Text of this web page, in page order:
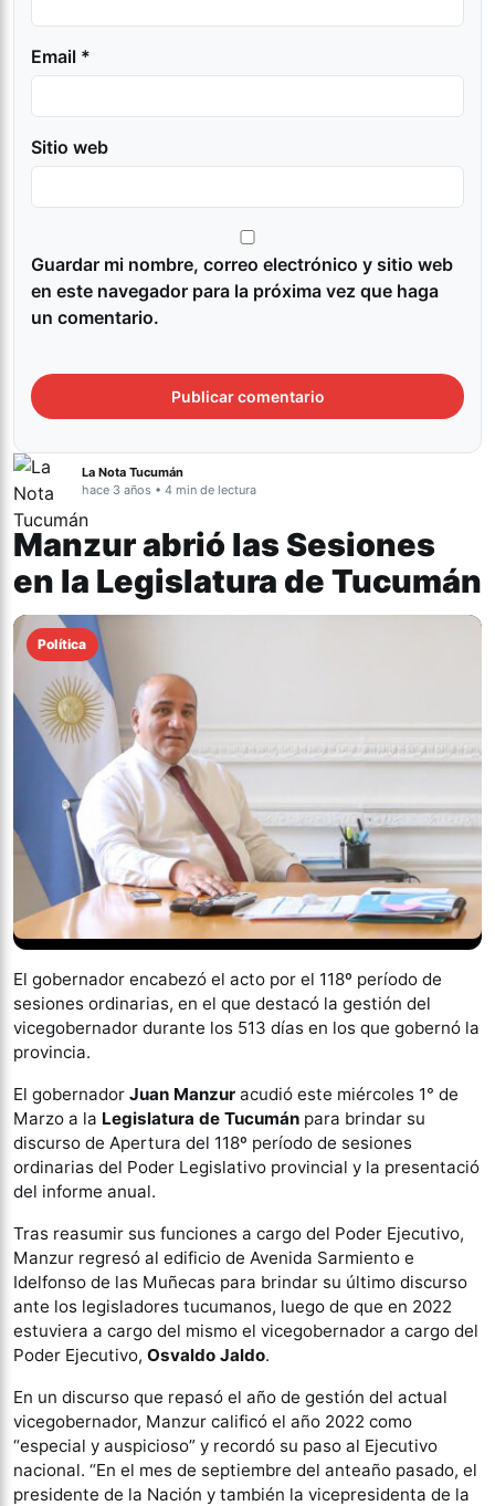
Email *
Sitio web
Guardar mi nombre, correo electrónico y sitio web
en este navegador para la próxima vez que haga
un comentario.
La Nota Tucumán
hace 3 años • 4 min de lectura
Manzur abrió las Sesiones
en la Legislatura de Tucumán
Política
El gobernador encabezó el acto por el 118º período de
sesiones ordinarias, en el que destacó la gestión del
vicegobernador durante los 513 días en los que gobernó la
provincia.
El gobernador Juan Manzur acudió este miércoles 1° de
Marzo a la Legislatura de Tucumán para brindar su
discurso de Apertura del 118º período de sesiones
ordinarias del Poder Legislativo provincial y la presentació
del informe anual.
Tras reasumir sus funciones a cargo del Poder Ejecutivo,
Manzur regresó al edificio de Avenida Sarmiento e
Idelfonso de las Muñecas para brindar su último discurso
ante los legisladores tucumanos, luego de que en 2022
estuviera a cargo del mismo el vicegobernador a cargo del
Poder Ejecutivo, Osvaldo Jaldo.
En un discurso que repasó el año de gestión del actual
vicegobernador, Manzur calificó el año 2022 como
“especial y auspicioso” y recordó su paso al Ejecutivo
nacional. “En el mes de septiembre del anteaño pasado, el
presidente de la Nación y también la vicepresidenta de la